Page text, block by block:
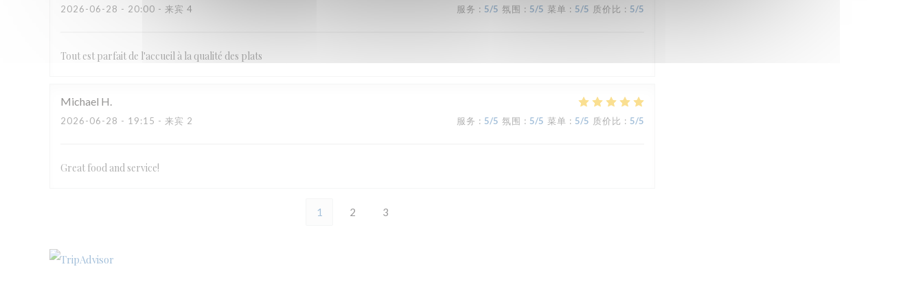
2026-06-28 - 20:00 - 来宾 4 服务 : 5/5 氛围 : 5/5 菜单 : 5/5 质价比 : 5/5
Tout est parfait de l'accueil à la qualité des plats
Michael H
2026-06-28 - 19:15 - 来宾 2 服务 : 5/5 氛围 : 5/5 菜单 : 5/5 质价比 : 5/5
Great food and service!
1 2 3